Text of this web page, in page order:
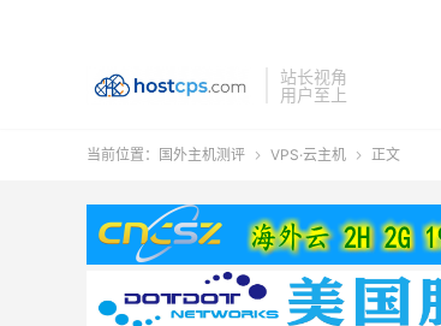
站长视角
用户至上
当前位置： 国外主机测评  VPS·云主机  正文